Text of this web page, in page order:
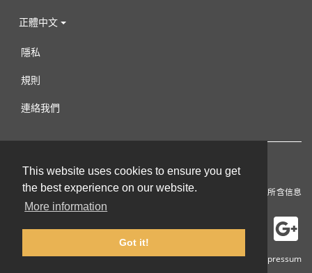
This website uses cookies to ensure you get
the best experience on our website.
More information
Got it!
正體中文
隱私
規則
連絡我們
該專案由歐盟委員會共同資助。 本出版品只反映作者觀點，對於其中所含信息
的任何使用，委員會概不負責。
© 2002-2026 lernu.net | Impressum